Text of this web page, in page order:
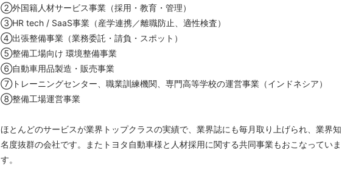
②外国籍人材サービス事業（採用・教育・管理）
③HR tech / SaaS事業（産学連携／離職防止、適性検査）
④出張整備事業（業務委託・請負・スポット）
⑤整備工場向け 環境整備事業
⑥自動車用品製造・販売事業
⑦トレーニングセンター、職業訓練機関、専門高等学校の運営事業（インドネシア）
⑧整備工場運営事業
ほとんどのサービスが業界トップクラスの実績で、業界誌にも毎月取り上げられ、業界知
名度抜群の会社です。またトヨタ自動車様と人材採用に関する共同事業もおこなっていま
す。